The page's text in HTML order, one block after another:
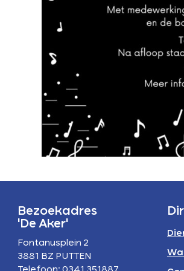
Bezoekadres
'De Aker'
Fontanusplein 2
3881 BZ PUTTEN